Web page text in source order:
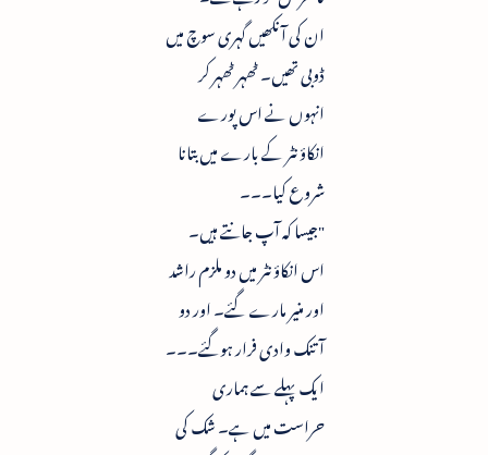
ان کی آنکھیں گہری سوچ میں
ڈوبی تھیں۔ ٹھہر ٹھہر کر
انہوں نے اس پورے
انکاؤنٹر کے بارے میں بتانا
شروع کیا۔۔۔
"جیسا کہ آپ جانتے ہیں۔
اس انکاؤنٹر میں دو ملزم راشد
اور منیر مارے گئے۔ اور دو
آتنک وادی فرار ہوگئے۔۔۔
ایک پہلے سے ہماری
حراست میں ہے۔ شک کی